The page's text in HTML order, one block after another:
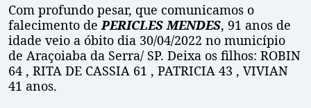
Com profundo pesar, que comunicamos o
falecimento dePERICLES MENDES, 91 anos de
idade veio a óbito dia 30/04/2022 no município
de Araçoiaba da Serra/ SP. Deixa os filhos: ROBIN
64 , RITA DE CASSIA 61 , PATRICIA 43 , VIVIAN
41 anos.